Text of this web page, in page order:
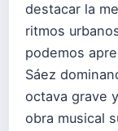
destacar la
ritmos
podemos
Sáez
octava grave
obra musical